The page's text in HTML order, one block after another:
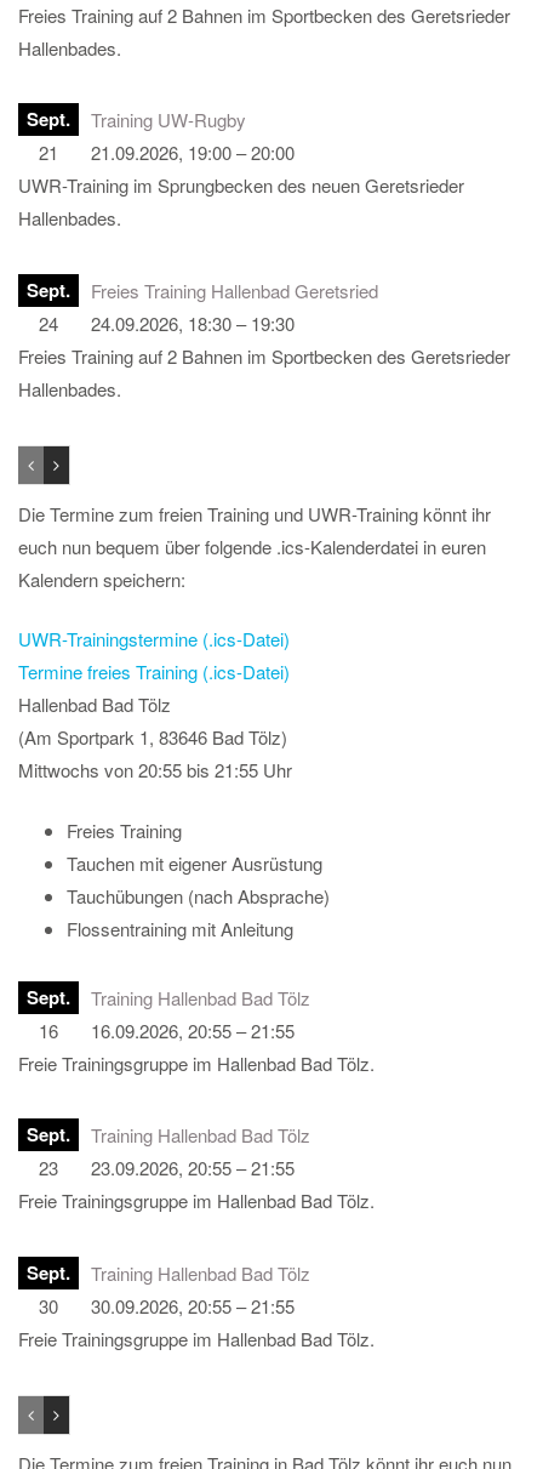
Freies Training auf 2 Bahnen im Sportbecken des Geretsrieder
Hallenbades.
Sept.
21
Training UW-Rugby
21.09.2026, 19:00 – 20:00
UWR-Training im Sprungbecken des neuen Geretsrieder
Hallenbades.
Sept.
24
Freies Training Hallenbad Geretsried
24.09.2026, 18:30 – 19:30
Freies Training auf 2 Bahnen im Sportbecken des Geretsrieder
Hallenbades.
Die Termine zum freien Training und UWR-Training könnt ihr
euch nun bequem über folgende .ics-Kalenderdatei in euren
Kalendern speichern:
UWR-Trainingstermine (.ics-Datei)
Termine freies Training (.ics-Datei)
Hallenbad Bad Tölz
(Am Sportpark 1, 83646 Bad Tölz)
Mittwochs von 20:55 bis 21:55 Uhr
Freies Training
Tauchen mit eigener Ausrüstung
Tauchübungen (nach Absprache)
Flossentraining mit Anleitung
Sept.
16
Training Hallenbad Bad Tölz
16.09.2026, 20:55 – 21:55
Freie Trainingsgruppe im Hallenbad Bad Tölz.
Sept.
23
Training Hallenbad Bad Tölz
23.09.2026, 20:55 – 21:55
Freie Trainingsgruppe im Hallenbad Bad Tölz.
Sept.
30
Training Hallenbad Bad Tölz
30.09.2026, 20:55 – 21:55
Freie Trainingsgruppe im Hallenbad Bad Tölz.
Die Termine zum freien Training in Bad Tölz könnt ihr euch nun